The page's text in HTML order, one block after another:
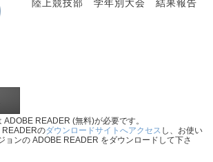
陸上競技部 学年別大会 結果報告
READER (無料)が必要です。
READERのダウンロードサイトへアクセス し、お使い
ョンの ADOBE READER をダウンロードして下さ